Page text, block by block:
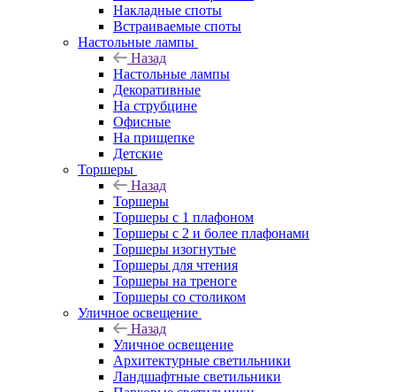
Накладные споты
Встраиваемые споты
Настольные лампы
Назад
Настольные лампы
Декоративные
На струбцине
Офисные
На прищепке
Детские
Торшеры
Назад
Торшеры
Торшеры с 1 плафоном
Торшеры с 2 и более плафонами
Торшеры изогнутые
Торшеры для чтения
Торшеры на треноге
Торшеры со столиком
Уличное освещение
Назад
Уличное освещение
Архитектурные светильники
Ландшафтные светильники